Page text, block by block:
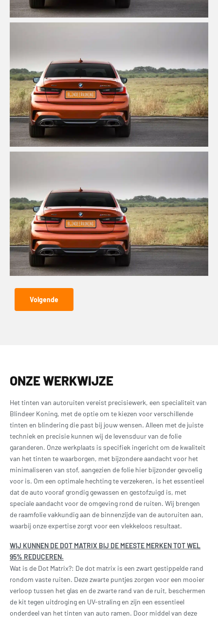
Volgende
ONZE WERKWIJZE
Het tinten van autoruiten vereist precisiewerk, een specialiteit van
Blindeer Koning, met de optie om te kiezen voor verschillende
tinten en blindering die past bij jouw wensen. Alleen met de juiste
techniek en precisie kunnen wij de levensduur van de folie
garanderen. Onze werkplaats is specifiek ingericht om de kwaliteit
van het tinten te waarborgen, met bijzondere aandacht voor het
minimaliseren van stof, aangezien de folie hier bijzonder gevoelig
voor is. Om een optimale hechting te verzekeren, is het essentieel
dat de auto vooraf grondig gewassen en gestofzuigd is, met
speciale aandacht voor de omgeving rond de ruiten. Wij brengen
de raamfolie vakkundig aan de binnenzijde van de autoruiten aan,
waarbij onze expertise zorgt voor een vlekkeloos resultaat.
WIJ KUNNEN DE DOT MATRIX BIJ DE MEESTE MERKEN TOT WEL
95% REDUCEREN.
Wat is de Dot Matrix?: De dot matrix is een zwart gestippelde rand
rondom vaste ruiten. Deze zwarte puntjes zorgen voor een mooier
verloop tussen het glas en de zwarte rand van de ruit, beschermen
de kit tegen uitdroging en UV-straling en zijn een essentieel
onderdeel van het tinten van auto ramen. Door middel van deze